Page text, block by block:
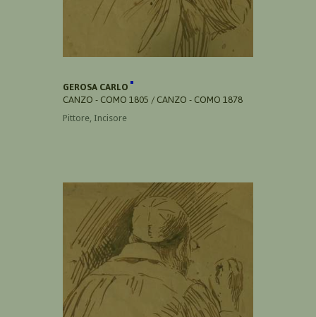
GEROSA CARLO
CANZO - COMO 1805 / CANZO - COMO 1878
Pittore, Incisore